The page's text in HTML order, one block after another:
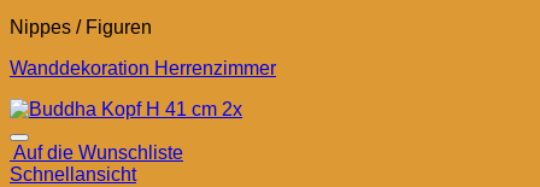
Nippes / Figuren
Wanddekoration Herrenzimmer
Auf die Wunschliste
Schnellansicht